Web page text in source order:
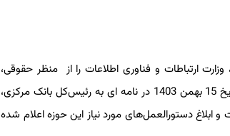
ارتباطات و فناوری اطلاعات را از منظر حقوقی،
ساختاری و راهبردی در حوزه تنظیم‌گری رمزارزها داد. رئیس‌جمهور نیز طبق مستندات قانونی در تاریخ 15 بهمن 1403 در نامه ای به رئیس‌کل بانک مرکزی،
ابلاغ دستورالعمل‌های مورد نیاز این حوزه اعلام شده